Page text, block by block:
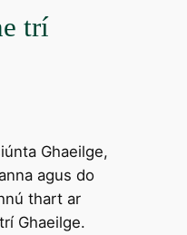
trí
Ghaeilge,
agus do
thart ar
Ghaeilge.